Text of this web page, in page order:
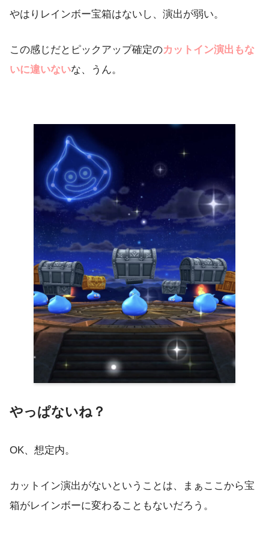
やはりレインボー宝箱はないし、演出が弱い。
この感じだとピックアップ確定のカットイン演出もな
いに違いないな、うん。
やっぱないね？
OK、想定内。
カットイン演出がないということは、まぁここから宝
箱がレインボーに変わることもないだろう。